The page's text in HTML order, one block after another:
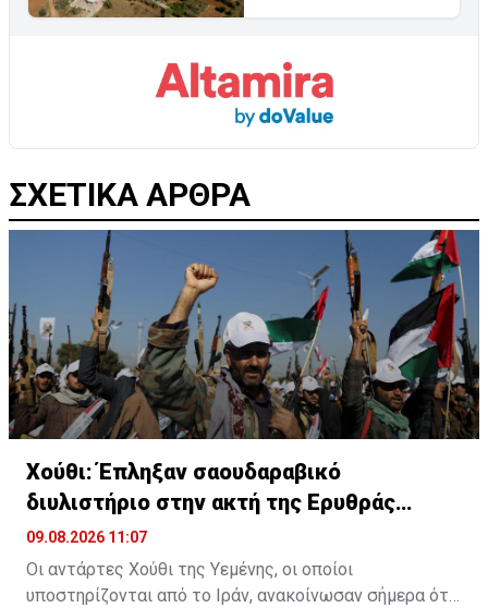
ΣΧΕΤΙΚΑ ΑΡΘΡΑ
Χούθι: Έπληξαν σαουδαραβικό
διυλιστήριο στην ακτή της Ερυθράς
Θάλασσας
09.08.2026 11:07
Οι αντάρτες Χούθι της Υεμένης, οι οποίοι
υποστηρίζονται από το Ιράν, ανακοίνωσαν σήμερα ότι